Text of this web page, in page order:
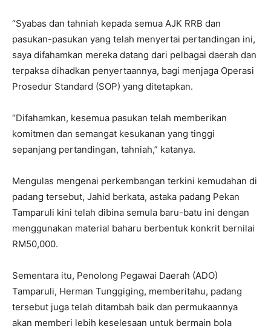
“Syabas dan tahniah kepada semua AJK RRB dan
pasukan-pasukan yang telah menyertai pertandingan ini,
saya difahamkan mereka datang dari pelbagai daerah dan
terpaksa dihadkan penyertaannya, bagi menjaga Operasi
Prosedur Standard (SOP) yang ditetapkan.
“Difahamkan, kesemua pasukan telah memberikan
komitmen dan semangat kesukanan yang tinggi
sepanjang pertandingan, tahniah,” katanya.
Mengulas mengenai perkembangan terkini kemudahan di
padang tersebut, Jahid berkata, astaka padang Pekan
Tamparuli kini telah dibina semula baru-batu ini dengan
menggunakan material baharu berbentuk konkrit bernilai
RM50,000.
Sementara itu, Penolong Pegawai Daerah (ADO)
Tamparuli, Herman Tunggiging, memberitahu, padang
tersebut juga telah ditambah baik dan permukaannya
akan memberi lebih keselesaan untuk bermain bola